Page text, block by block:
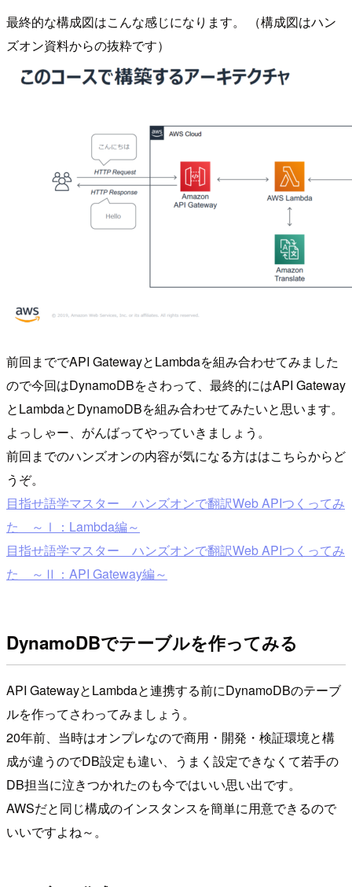
最終的な構成図はこんな感じになります。 （構成図はハン
ズオン資料からの抜粋です）
前回まででAPI GatewayとLambdaを組み合わせてみました
ので今回はDynamoDBをさわって、最終的にはAPI Gateway
とLambdaとDynamoDBを組み合わせてみたいと思います。
よっしゃー、がんばってやっていきましょう。
前回までのハンズオンの内容が気になる方ははこちらからど
うぞ。
目指せ語学マスター ハンズオンで翻訳Web APIつくってみ
た ～Ⅰ：Lambda編～
目指せ語学マスター ハンズオンで翻訳Web APIつくってみ
た ～Ⅱ：API Gateway編～
DynamoDBでテーブルを作ってみる
API GatewayとLambdaと連携する前にDynamoDBのテーブ
ルを作ってさわってみましょう。
20年前、当時はオンプレなので商用・開発・検証環境と構
成が違うのでDB設定も違い、うまく設定できなくて若手の
DB担当に泣きつかれたのも今ではいい思い出です。
AWSだと同じ構成のインスタンスを簡単に用意できるので
いいですよね～。